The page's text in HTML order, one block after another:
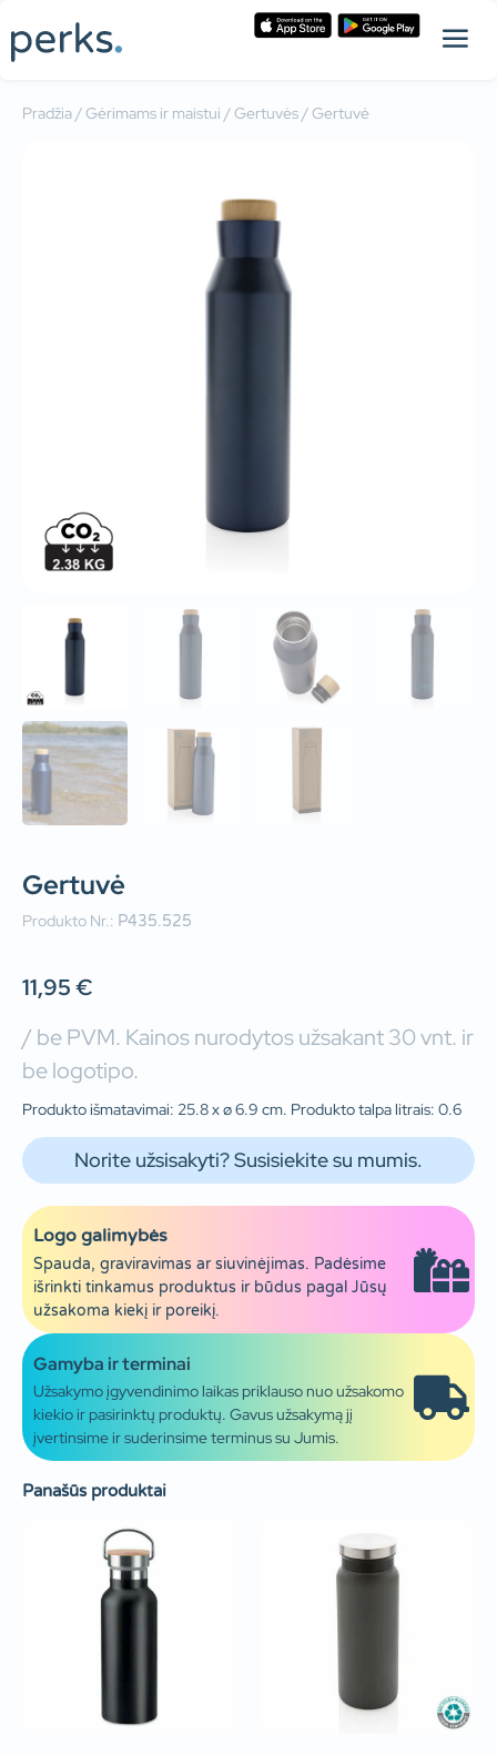
Pradžia/Gėrimams ir maistui /Gertuvės/ Gertuvė
Gertuvė
Produkto Nr.: P435.525
11,95€
/ be PVM. Kainos nurodytos užsakant 30 vnt. ir
be logotipo.
Produkto išmatavimai: 25.8 x ø 6.9 cm. Produkto talpa litrais: 0.6
Norite užsisakyti? Susisiekite su mumis.
Logo galimybės
Spauda, graviravimas ar siuvinėjimas. Padėsime
išrinkti tinkamus produktus ir būdus pagal Jūsų
užsakoma kiekį ir poreikį.
Gamyba ir terminai
Užsakymo įgyvendinimo laikas priklauso nuo užsakomo
kiekio ir pasirinktų produktų. Gavus užsakymą jį
įvertinsime ir suderinsime terminus su Jumis.
Panašūs produktai